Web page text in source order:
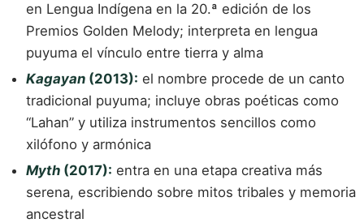
en Lengua Indígena en la 20.ª edición de los
Premios Golden Melody; interpreta en lengua
puyuma el vínculo entre tierra y alma
Kagayan (2013): el nombre procede de un canto
tradicional puyuma; incluye obras poéticas como
“Lahan” y utiliza instrumentos sencillos como
xilófono y armónica
Myth (2017): entra en una etapa creativa más
serena, escribiendo sobre mitos tribales y memoria
ancestral